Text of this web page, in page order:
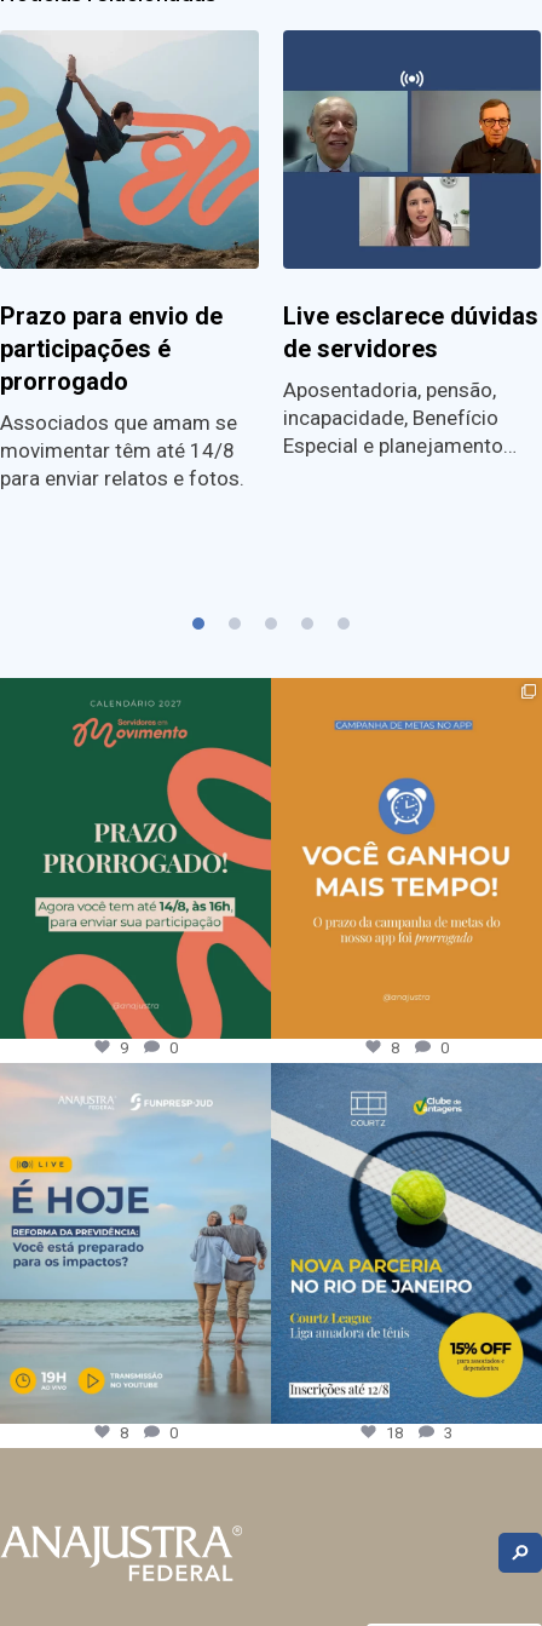
Prazo para envio de
participações é
prorrogado
Associados que amam se
movimentar têm até 14/8
para enviar relatos e fotos.
Live esclarece dúvidas
de servidores
Aposentadoria, pensão,
incapacidade, Benefício
Especial e planejamento…
9 0 8 0
8 0 18 3